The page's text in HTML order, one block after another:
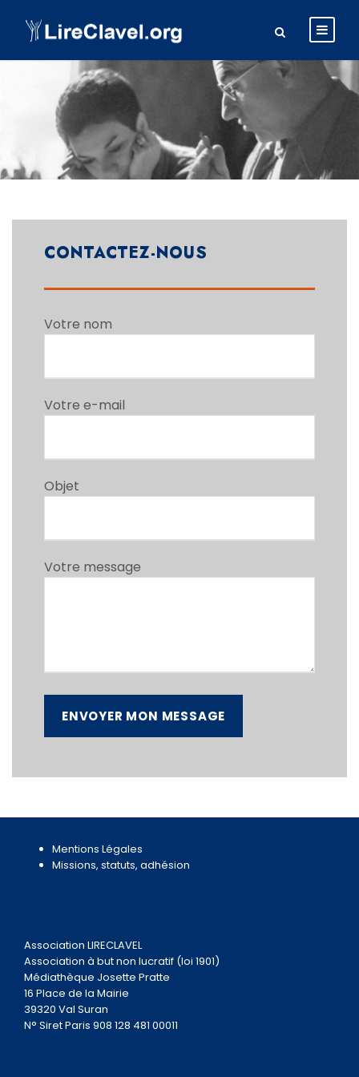
CONTACTEZ-NOUS
Votre nom
Votre e-mail
Objet
Votre message
Mentions Légales
Missions, statuts, adhésion
Association LIRECLAVEL
Association à but non lucratif (loi 1901)
Médiathèque Josette Pratte
16 Place de la Mairie
39320 Val Suran
N° Siret Paris 908 128 481 00011